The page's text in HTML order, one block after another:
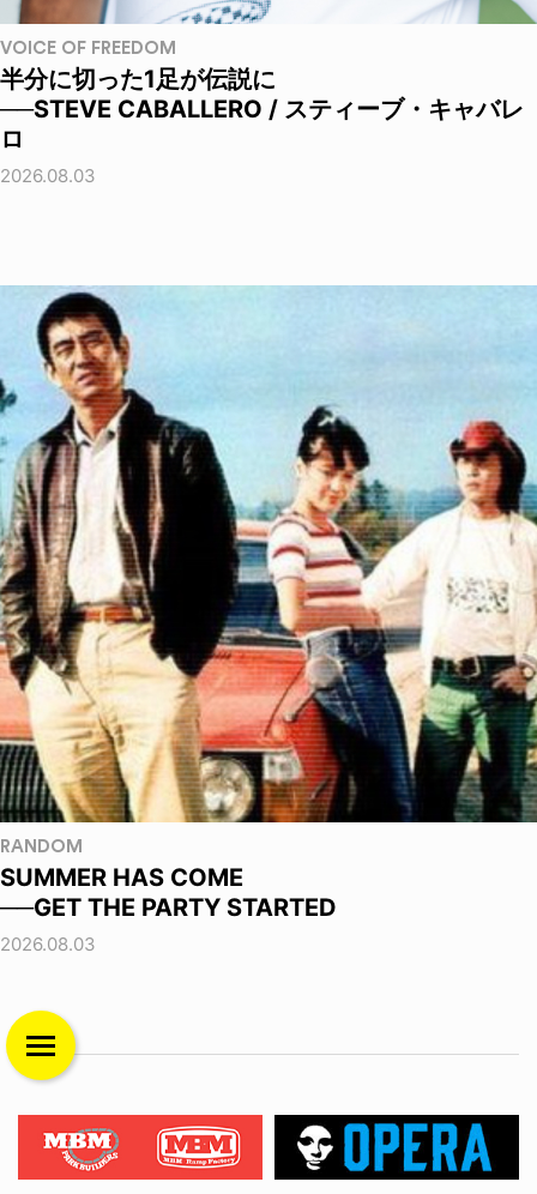
VOICE OF FREEDOM
半分に切った1足が伝説に
──STEVE CABALLERO / スティーブ・キャバレ
ロ
2026.08.03
RANDOM
SUMMER HAS COME
──GET THE PARTY STARTED
2026.08.03